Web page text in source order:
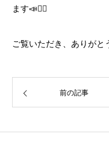
ます📣✊🏻
ご覧いただき、ありがと
前の記事